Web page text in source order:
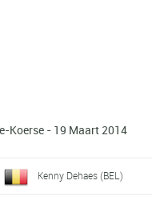
Koerse - 19 Maart 2014
Kenny Dehaes (BEL)